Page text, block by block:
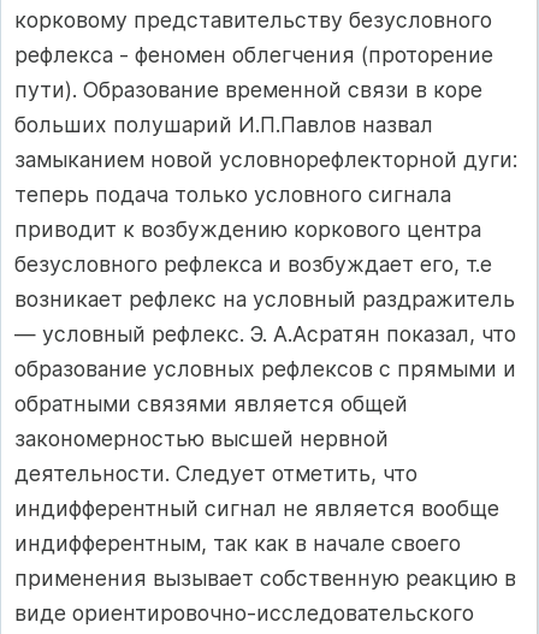
корковому представительству безусловного
рефлекса - феномен облегчения (проторение
пути). Образование временной связи в коре
больших полушарий И.П.Павлов назвал
замыканием новой условнорефлекторной ду­ги:
теперь подача только условного сигнала
приводит к возбуж­дению коркового центра
безусловного рефлекса и возбуждает его, т.е
возникает рефлекс на условный раздражитель
— условный реф­лекс. Э. А.Асратян показал, что
образование условных рефлексов с прямыми и
обратными связями является общей
закономерностью высшей нервной
деятельности. Следует отметить, что
индифферентный сигнал не является во­обще
индифферентным, так как в начале своего
применения вызы­вает собственную реакцию в
виде ориентировочно-исследова­тельского